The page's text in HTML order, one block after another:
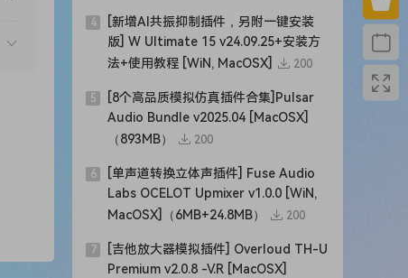
4
[新增AI共振抑制插件，另附一键安装
版] W Ultimate 15 v24.09.25+安装方
法+使用教程 [WiN, MacOSX]
200
5
[8个高品质模拟仿真插件合集]Pulsar
Audio Bundle v2025.04 [MacOSX]
（893MB）
200
6
[单声道转换立体声插件] Fuse Audio
Labs OCELOT Upmixer v1.0.0 [WiN,
MacOSX]（6MB+24.8MB）
200
7
[吉他放大器模拟插件] Overloud TH-U
Premium v2.0.8 -V.R [MacOSX]